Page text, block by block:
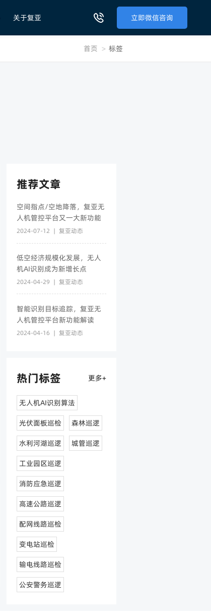
关于复亚 立即微信咨询
首页 > 标签
推荐文章
空间指点/空地降落，复亚无
人机管控平台又一大新功能
2024-07-12 | 复亚动态
低空经济规模化发展，无人
机AI识别成为新增长点
2024-04-29 | 复亚动态
智能识别目标追踪，复亚无
人机管控平台新功能解读
2024-04-16 | 复亚动态
热门标签 更多+
无人机AI识别算法
光伏面板巡检
森林巡逻
水利河湖巡逻
城管巡逻
工业园区巡逻
消防应急巡逻
高速公路巡逻
配网线路巡检
变电站巡检
输电线路巡检
公安警务巡逻